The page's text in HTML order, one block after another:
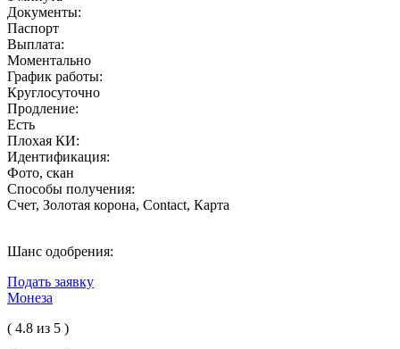
Документы:
Паспорт
Выплата:
Моментально
График работы:
Круглосуточно
Продление:
Есть
Плохая КИ:
Идентификация:
Фото, скан
Способы получения:
Счет, Золотая корона, Contact, Карта
Шанс одобрения:
Подать заявку
Монеза
( 4.8 из 5 )